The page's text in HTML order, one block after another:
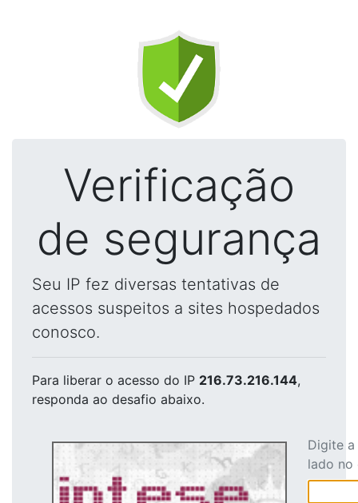
Verificação
de segurança
Seu IP fez diversas tentativas de
acessos suspeitos a sites hospedados
conosco.
Para liberar o acesso do IP 216.73.216.144,
responda ao desafio abaixo.
Digite
lado no